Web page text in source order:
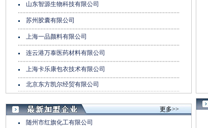
山东智源生物科技有限公司
苏州胶囊有限公司
上海一品颜料有限公司
连云港万泰医药材料有限公司
上海卡乐康包衣技术有限公司
北京东方凯尔经贸有限公司
更多>>
随州市红旗化工有限公司